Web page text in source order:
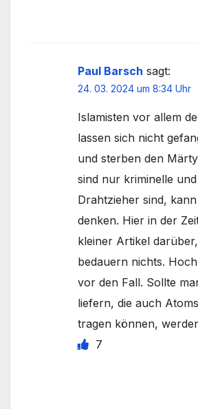
Paul Barsch sagt:
24. 03. 2024 um 8:34 Uhr
Islamisten vor allem
lassen sich nicht
und sterben den
sind nur kriminelle
Drahtzieher sind,
denken. Hier in der
kleiner Artikel
bedauern nichts.
vor den Fall. Sollte
liefern, die auch
tragen können,
7